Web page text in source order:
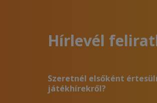
Hírlevél
Szeretnél elsőként
játékhírekről?